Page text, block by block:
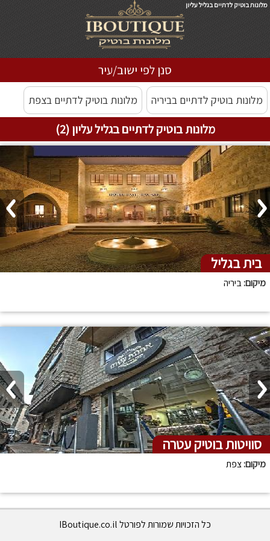
מלונות בוטיק לדתיים בגליל עליון
סנן לפי ישוב/עיר
מלונות בוטיק לדתיים בביריה מלונות בוטיק לדתיים בצפת
מלונות בוטיק לדתיים בגליל עליון (2)
בית בגליל
מיקום:ביריה
סוויטות בוטיק עטרה
מיקום:צפת
כל הזכויות שמורות לפורטל IBoutique.co.il